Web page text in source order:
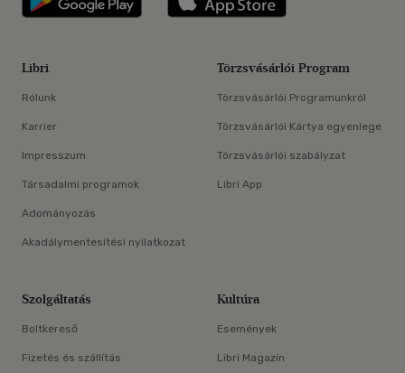
Libri
Rólunk
Karrier
Impresszum
Társadalmi programok
Adományozás
Akadálymentesítési nyilatkozat
Törzsvásárlói Program
Törzsvásárlói Programunkról
Törzsvásárlói Kártya egyenlege
Törzsvásárlói szabályzat
Libri App
Szolgáltatás
Boltkereső
Fizetés és szállítás
Kultúra
Események
Libri Magazin